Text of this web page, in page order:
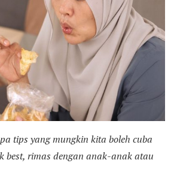
tips yang mungkin kita boleh cuba
best, rimas dengan anak-anak atau